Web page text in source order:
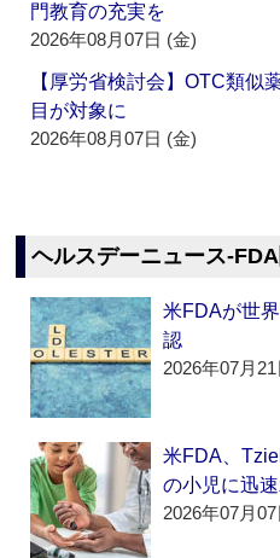
門教育の充実を
2026年08月07日 (金)
【厚労省検討会】OTC類似
目が対象に
2026年08月07日 (金)
ヘルスデーニュース
米FDAが世
認
2026年07月
米FDA、
の小児に迅
2026年07月